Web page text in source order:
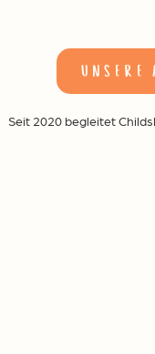
Seit 2020 begleitet
unsere